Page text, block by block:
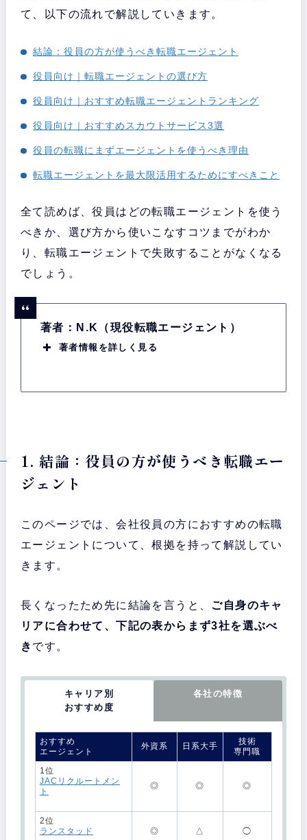
て、以下の流れで解説していきます。
結論：役員の方が使うべき転職エージェント
役員向け｜転職エージェントの選び方
役員向け｜おすすめ転職エージェントランキング
役員向け｜おすすめスカウトサービス3選
役員の転職にまずエージェントを使うべき理由
転職エージェントを最大限活用するためにすべきこと
全て読めば、役員はどの転職エージェントを使う
べきか、選び方から使いこなすコツまでがわか
り、転職エージェントで失敗することがなくなる
でしょう。
著者：N.K（現役転職エージェント）
著者情報を詳しく見る
1. 結論：役員の方が使うべき転職エー
ジェント
このページでは、会社役員の方におすすめの転職
エージェントについて、根拠を持って解説してい
きます。
長くなったため先に結論を言うと、 ご自身のキャ
リアに合わせて、下記の表からまず3社を選ぶべ
き です。
キャリア別
おすすめ度
各社の特徴
おすすめ
エージェント
外資系 日系大手
技術
専門職
1位
JACリクルートメン
ト
◎ ◎ ◎
2位
ランスタッド
◎ △ ◯